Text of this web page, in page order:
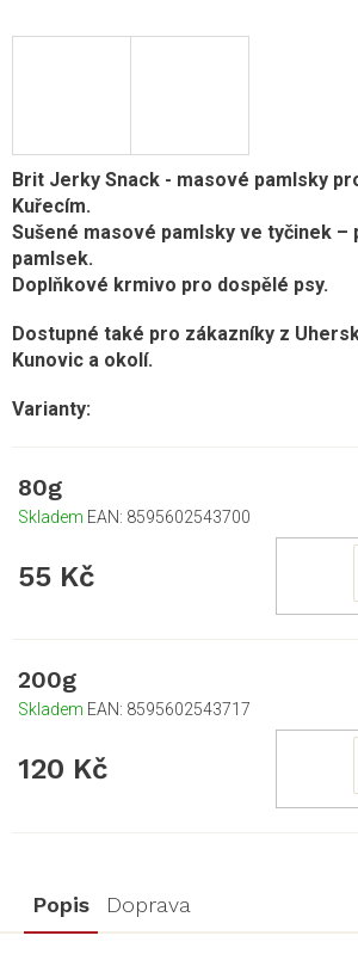
Brit Jerky Snack - masové pamlsky
Kuřecím.
Sušené masové pamlsky ve tyčinek –
pamlsek.
Doplňkové krmivo pro dospělé psy.
Dostupné také pro zákazníky z
Kunovic a okolí.
80g
Skladem EAN: 8595602543700
55 Kč
200g
Skladem EAN: 8595602543717
120 Kč
Popis Doprava